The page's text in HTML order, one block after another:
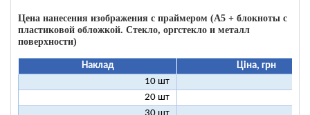
Цена нанесения изображения c праймером (А5 + блокноты с
пластиковой обложкой. Стекло, оргстекло и металл
поверхности)
Наклад
Ціна, грн
10 шт
20 шт